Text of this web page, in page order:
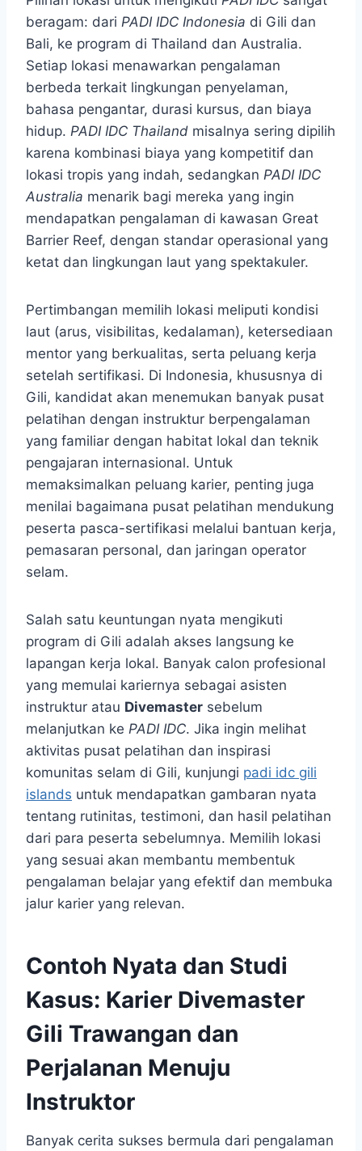
beragam: dari PADI IDC Indonesia di Gili dan
Bali, ke program di Thailand dan Australia.
Setiap lokasi menawarkan pengalaman
berbeda terkait lingkungan penyelaman,
bahasa pengantar, durasi kursus, dan biaya
hidup. PADI IDC Thailand misalnya sering dipilih
karena kombinasi biaya yang kompetitif dan
lokasi tropis yang indah, sedangkan PADI IDC
Australia menarik bagi mereka yang ingin
mendapatkan pengalaman di kawasan Great
Barrier Reef, dengan standar operasional yang
ketat dan lingkungan laut yang spektakuler.
Pertimbangan memilih lokasi meliputi kondisi
laut (arus, visibilitas, kedalaman), ketersediaan
mentor yang berkualitas, serta peluang kerja
setelah sertifikasi. Di Indonesia, khususnya di
Gili, kandidat akan menemukan banyak pusat
pelatihan dengan instruktur berpengalaman
yang familiar dengan habitat lokal dan teknik
pengajaran internasional. Untuk
memaksimalkan peluang karier, penting juga
menilai bagaimana pusat pelatihan mendukung
peserta pasca-sertifikasi melalui bantuan kerja,
pemasaran personal, dan jaringan operator
selam.
Salah satu keuntungan nyata mengikuti
program di Gili adalah akses langsung ke
lapangan kerja lokal. Banyak calon profesional
yang memulai kariernya sebagai asisten
instruktur atau Divemaster sebelum
melanjutkan ke PADI IDC. Jika ingin melihat
aktivitas pusat pelatihan dan inspirasi
komunitas selam di Gili, kunjungi padi idc gili
islands untuk mendapatkan gambaran nyata
tentang rutinitas, testimoni, dan hasil pelatihan
dari para peserta sebelumnya. Memilih lokasi
yang sesuai akan membantu membentuk
pengalaman belajar yang efektif dan membuka
jalur karier yang relevan.
Contoh Nyata dan Studi
Kasus: Karier Divemaster
Gili Trawangan dan
Perjalanan Menuju
Instruktor
Banyak cerita sukses bermula dari pengalaman